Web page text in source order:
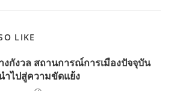
LIKE
กังวล สถานการณ์การเมืองปัจจุบัน
ำไปสู่ความขัดแย้ง